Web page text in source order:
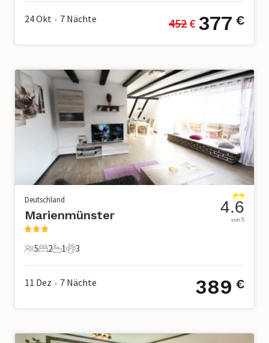
24 Okt • 7 Nächte 452 € 377 €
Deutschland
Marienmünster
5 Gäste
5
2 Schlafzimmer
2
1 Badezimmer
1
3 Haustiere
3
4.6
von 5
11 Dez • 7 Nächte 389 €